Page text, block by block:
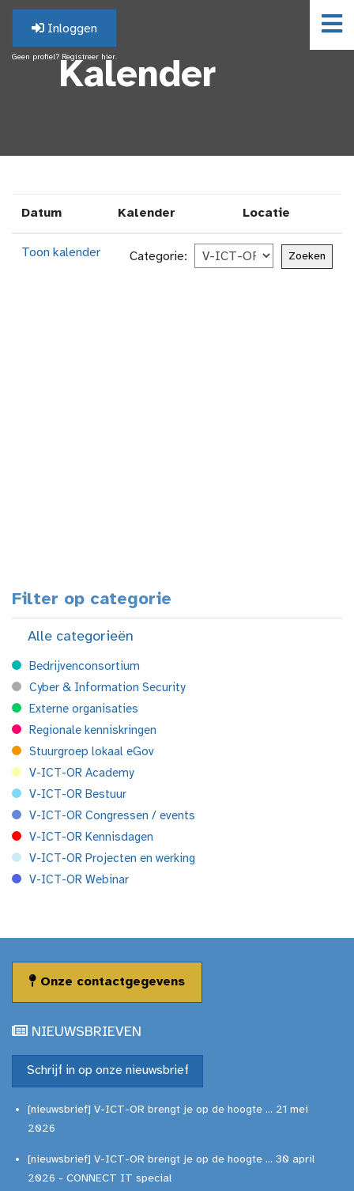
Inloggen
Geen profiel? Registreer hier.
Kalender
Datum Kalender Locatie
Toon kalender Categorie:
Filter op categorie
Alle categorieën
Bedrijvenconsortium
Cyber & Information Security
Externe organisaties
Regionale kenniskringen
Stuurgroep lokaal eGov
V-ICT-OR Academy
V-ICT-OR Bestuur
V-ICT-OR Congressen / events
V-ICT-OR Kennisdagen
V-ICT-OR Projecten en werking
V-ICT-OR Webinar
Onze contactgegevens
NIEUWSBRIEVEN
Schrijf in op onze nieuwsbrief
[nieuwsbrief] V-ICT-OR brengt je op de hoogte ... 21 mei
2026
[nieuwsbrief] V-ICT-OR brengt je op de hoogte ... 30 april
2026 - CONNECT IT special